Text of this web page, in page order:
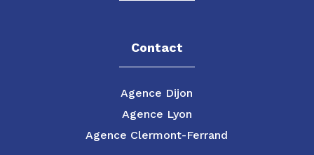
Contact
Agence Dijon
Agence Lyon
Agence Clermont-Ferrand